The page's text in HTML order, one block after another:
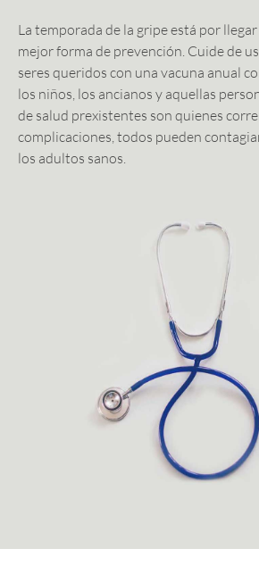
La temporada de la gripe está por
mejor forma de prevención. Cuide de
seres queridos con una vacuna anual
los niños, los ancianos y aquellas
de salud prexistentes son quienes
complicaciones, todos pueden
los adultos sanos.